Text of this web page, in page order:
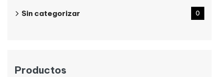
Sin categorizar 0
Productos